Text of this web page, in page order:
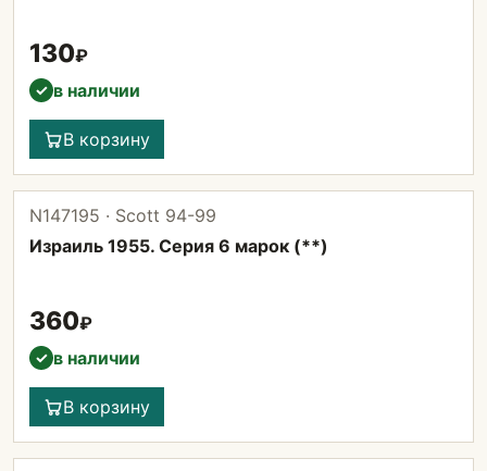
130₽
✓ в наличии
В корзину
N147195 · Scott 94-99
Израиль 1955. Серия 6 марок (**)
360₽
✓ в наличии
В корзину